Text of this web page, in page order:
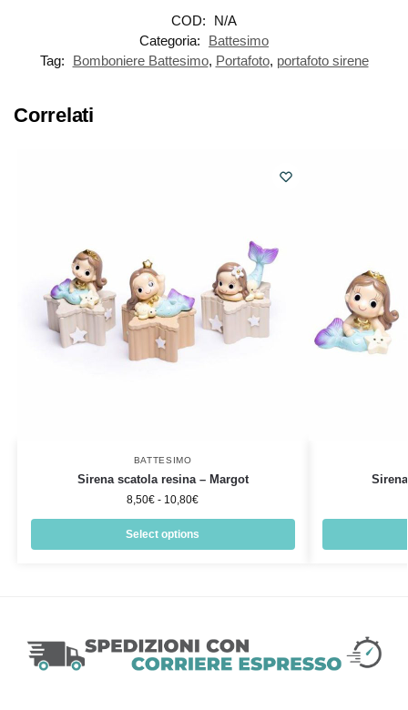
COD:
N/A
Categoria:
Battesimo
Tag:
Bomboniere Battesimo, Portafoto, portafoto sirene
Correlati
BATTESIMO
Sirena scatola resina – Margot
8,50€ - 10,80€
Select options